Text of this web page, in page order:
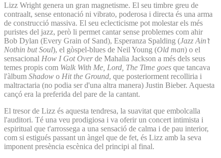
Lizz Wright genera un gran magnetisme. El seu timbre greu de
contraalt, sense entonació ni vibrato, poderosa i directa és una arma
de construcció massiva. El seu eclecticisme pot molestar els més
puristes del jazz, però li permet cantar sense problemes com ahir
Bob Dylan (Every Grain of Sand), Esperanza Spalding (Jazz Ain’t
Nothin but Soul), el gòspel-blues de Neil Young (Old man) o el
sensacional How I Got Overde Mahalia Jackson a més dels seus
temes propis com Walk With Me, Lord, The Time goes que tancava
l'àlbum Shadow o Hit the Ground, que posteriorment recolliria i
maltractaria (no podia ser d'una altra manera) Justin Bieber. Aquesta
cançó era la preferida del pare de la cantant.
El tresor de Lizz és aquesta tendresa, la suavitat que embolcalla
l'auditori. Té una veu prodigiosa i va oferir un concert intimista i
espiritual que t'arrossega a una sensació de calma i de pau interior,
com si estigués passant un àngel que de fet, és Lizz amb la seva
imponent presència escènica del principi al final.